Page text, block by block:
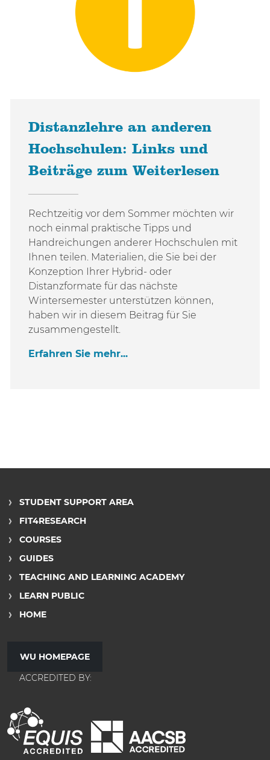
Distanzlehre an anderen
Hochschulen: Links und
Beiträge zum Weiterlesen
Rechtzeitig vor dem Sommer möchten wir
noch einmal praktische Tipps und
Handreichungen anderer Hochschulen mit
Ihnen teilen. Materialien, die Sie bei der
Konzeption Ihrer Hybrid- oder
Distanzformate für das nächste
Wintersemester unterstützen können,
haben wir in diesem Beitrag für Sie
zusammengestellt.
Erfahren Sie mehr...
STUDENT SUPPORT AREA
FIT4RESEARCH
COURSES
GUIDES
TEACHING AND LEARNING ACADEMY
LEARN PUBLIC
HOME
WU HOMEPAGE
ACCREDITED BY: